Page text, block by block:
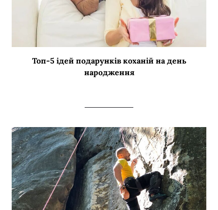
Топ-5 ідей подарунків коханій на день
народження